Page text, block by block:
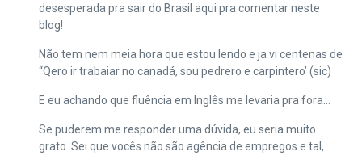
desesperada pra sair do Brasil aqui pra comentar neste
blog!
Não tem nem meia hora que estou lendo e ja vi centenas de
“Qero ir trabaiar no canadá, sou pedrero e carpintero’ (sic)
E eu achando que fluência em Inglês me levaria pra fora…
Se puderem me responder uma dúvida, eu seria muito
grato. Sei que vocês não são agência de empregos e tal,